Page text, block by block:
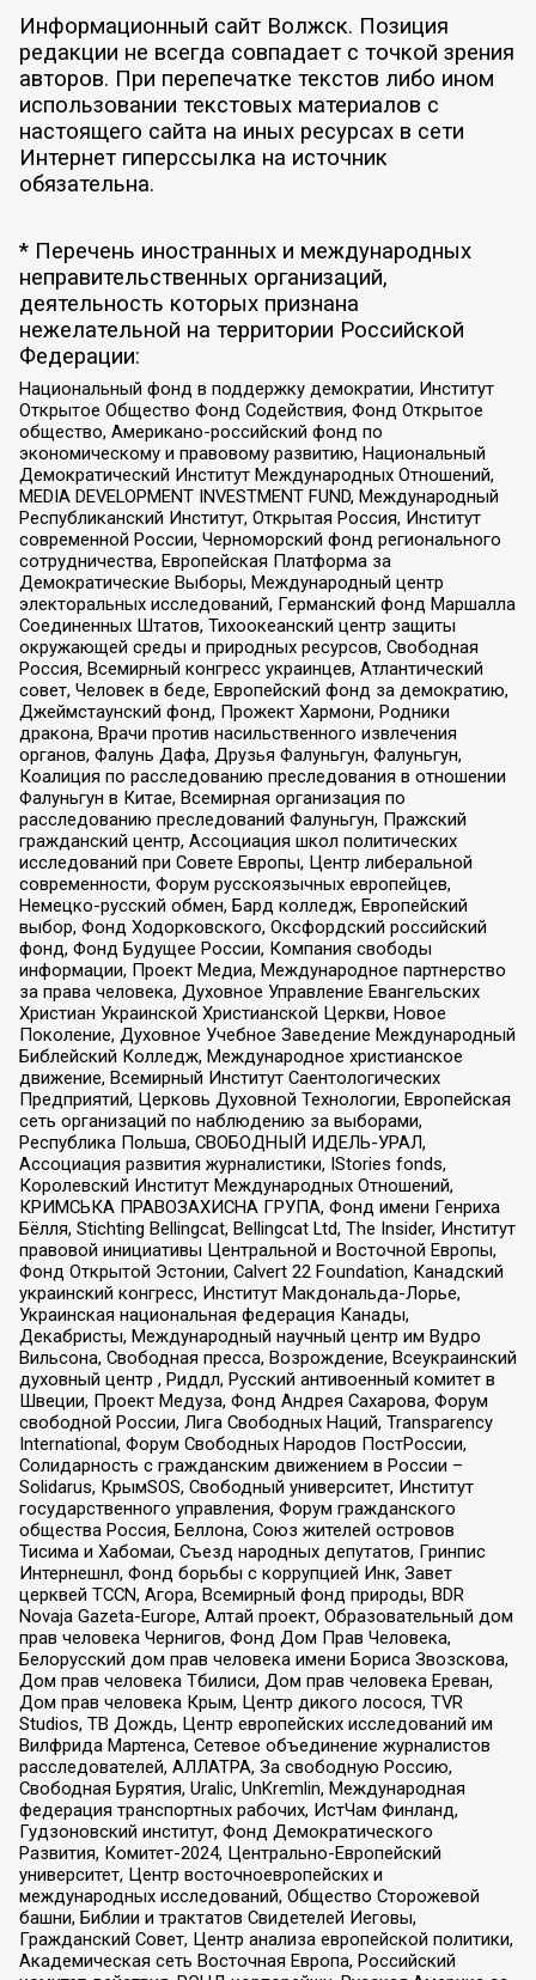
Информационный сайт Волжск. Позиция
редакции не всегда совпадает с точкой зрения
авторов. При перепечатке текстов либо ином
использовании текстовых материалов с
настоящего сайта на иных ресурсах в сети
Интернет гиперссылка на источник
обязательна.
* Перечень иностранных и международных
неправительственных организаций,
деятельность которых признана
нежелательной на территории Российской
Федерации:
Национальный фонд в поддержку демократии, Институт
Открытое Общество Фонд Содействия, Фонд Открытое
общество, Американо-российский фонд по
экономическому и правовому развитию, Национальный
Демократический Институт Международных Отношений,
MEDIA DEVELOPMENT INVESTMENT FUND, Международный
Республиканский Институт, Открытая Россия, Институт
современной России, Черноморский фонд регионального
сотрудничества, Европейская Платформа за
Демократические Выборы, Международный центр
электоральных исследований, Германский фонд Маршалла
Соединенных Штатов, Тихоокеанский центр защиты
окружающей среды и природных ресурсов, Свободная
Россия, Всемирный конгресс украинцев, Атлантический
совет, Человек в беде, Европейский фонд за демократию,
Джеймстаунский фонд, Прожект Хармони, Родники
дракона, Врачи против насильственного извлечения
органов, Фалунь Дафа, Друзья Фалуньгун, Фалуньгун,
Коалиция по расследованию преследования в отношении
Фалуньгун в Китае, Всемирная организация по
расследованию преследований Фалуньгун, Пражский
гражданский центр, Ассоциация школ политических
исследований при Совете Европы, Центр либеральной
современности, Форум русскоязычных европейцев,
Немецко-русский обмен, Бард колледж, Европейский
выбор, Фонд Ходорковского, Оксфордский российский
фонд, Фонд Будущее России, Компания свободы
информации, Проект Медиа, Международное партнерство
за права человека, Духовное Управление Евангельских
Христиан Украинской Христианской Церкви, Новое
Поколение, Духовное Учебное Заведение Международный
Библейский Колледж, Международное христианское
движение, Всемирный Институт Саентологических
Предприятий, Церковь Духовной Технологии, Европейская
сеть организаций по наблюдению за выборами,
Республика Польша, СВОБОДНЫЙ ИДЕЛЬ-УРАЛ,
Ассоциация развития журналистики, IStories fonds,
Королевский Институт Международных Отношений,
КРИМСЬКА ПРАВОЗАХИСНА ГРУПА, Фонд имени Генриха
Бёлля, Stichting Bellingcat, Bellingcat Ltd, The Insider, Институт
правовой инициативы Центральной и Восточной Европы,
Фонд Открытой Эстонии, Calvert 22 Foundation, Канадский
украинский конгресс, Институт Макдональда-Лорье,
Украинская национальная федерация Канады,
Декабристы, Международный научный центр им Вудро
Вильсона, Свободная пресса, Возрождение, Всеукраинский
духовный центр , Риддл, Русский антивоенный комитет в
Швеции, Проект Медуза, Фонд Андрея Сахарова, Форум
свободной России, Лига Свободных Наций, Transparеncy
International, Форум Свободных Народов ПостРоссии,
Солидарность с гражданским движением в России –
Solidarus, КрымSOS, Свободный университет, Институт
государственного управления, Форум гражданского
общества Россия, Беллона, Союз жителей островов
Тисима и Хабомаи, Съезд народных депутатов, Гринпис
Интернешнл, Фонд борьбы с коррупцией Инк, Завет
церквей TCCN, Агора, Всемирный фонд природы, BDR
Novaja Gazeta-Europe, Алтай проект, Образовательный дом
прав человека Чернигов, Фонд Дом Прав Человека,
Белорусский дом прав человека имени Бориса Звозскова,
Дом прав человека Тбилиси, Дом прав человека Ереван,
Дом прав человека Крым, Центр дикого лосося, TVR
Studios, ТВ Дождь, Центр европейских исследований им
Вилфрида Мартенса, Сетевое объединение журналистов
расследователей, АЛЛАТРА, За свободную Россию,
Свободная Бурятия, Uralic, UnKremlin, Международная
федерация транспортных рабочих, ИстЧам Финланд,
Гудзоновский институт, Фонд Демократического
Развития, Комитет-2024, Центрально-Европейский
университет, Центр восточноевропейских и
международных исследований, Общество Сторожевой
башни, Библии и трактатов Свидетелей Иеговы,
Гражданский Совет, Центр анализа европейской политики,
Академическая сеть Восточная Европа, Российский